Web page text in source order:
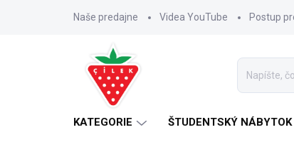
Naše predajne Videa YouTube Postup
KATEGORIE ŠTUDENTSKÝ NÁBYTOK